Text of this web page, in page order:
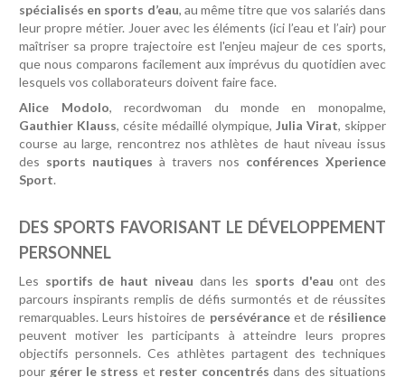
spécialisés en sports d’eau, au même titre que vos salariés dans
leur propre métier. Jouer avec les éléments (ici l’eau et l’air) pour
maîtriser sa propre trajectoire est l'enjeu majeur de ces sports,
que nous comparons facilement aux imprévus du quotidien avec
lesquels vos collaborateurs doivent faire face.
Alice Modolo, recordwoman du monde en monopalme,
Gauthier Klauss, césite médaillé olympique, Julia Virat, skipper
course au large, rencontrez nos athlètes de haut niveau issus
des sports nautiquesà travers nos conférences Xperience
Sport.
DES SPORTS FAVORISANT LE DÉVELOPPEMENT
PERSONNEL
Les sportifs de haut niveau dans les sports d'eauont des
parcours inspirants remplis de défis surmontés et de réussites
remarquables. Leurs histoires de persévérance et de résilience
peuvent motiver les participants à atteindre leurs propres
objectifs personnels. Ces athlètes partagent des techniques
pour gérer le stress et rester concentrés dans des situations